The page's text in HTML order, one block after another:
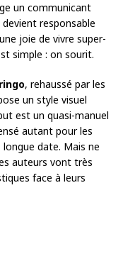
un communicant
devient responsable
joie de vivre super-
simple : on sourit.
, rehaussé par les
un style visuel
est un quasi-manuel
autant pour les
date. Mais ne
auteurs vont très
face à leurs